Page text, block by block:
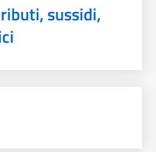
sussidi,